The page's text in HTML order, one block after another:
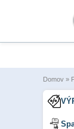
Domov »